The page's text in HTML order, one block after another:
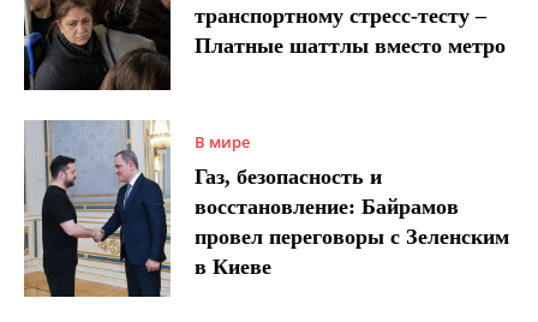
транспортному стресс-тесту –
Платные шаттлы вместо метро
В мире
Газ, безопасность и
восстановление: Байрамов
провел переговоры с Зеленским
в Киеве